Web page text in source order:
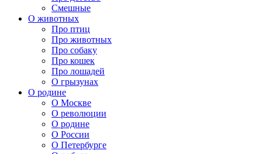
Смешные
О животных
Про птиц
Про животных
Про собаку
Про кошек
Про лошадей
О грызунах
О родине
О Москве
О революции
О родине
О России
О Петербурге